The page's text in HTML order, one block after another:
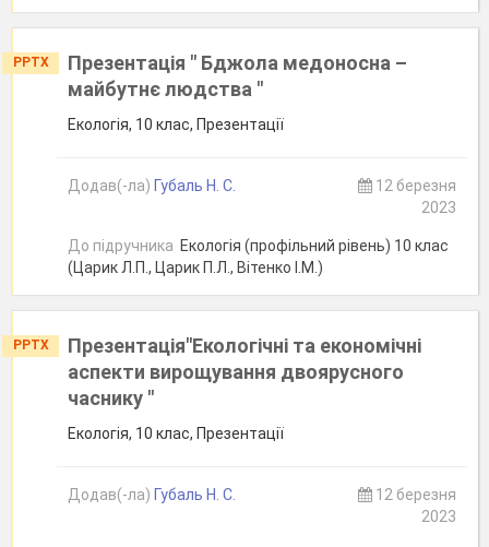
PPTX
Презентація " Бджола медоносна –
майбутнє людства "
Екологія, 10 клас, Презентації
Додав(-ла) Губаль Н. С.
12 березня
2023
До підручника Екологія (профільний рівень) 10 клас
(Царик Л.П., Царик П.Л., Вітенко І.М.)
PPTX
Презентація"Екологічні та економічні
аспекти вирощування двоярусного
часнику "
Екологія, 10 клас, Презентації
Додав(-ла) Губаль Н. С.
12 березня
2023